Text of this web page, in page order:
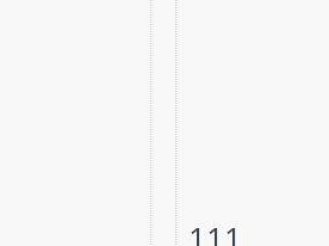
Fiche détaillée
111